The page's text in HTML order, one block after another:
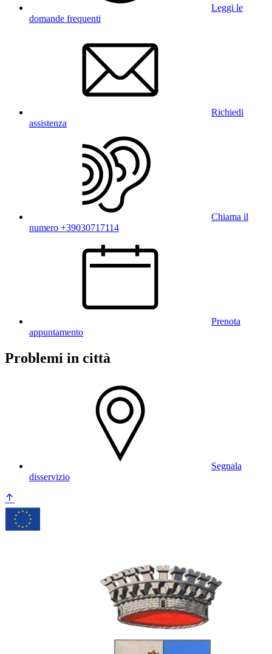
Leggi le
domande frequenti
Richiedi
assistenza
Chiama il
numero +39030717114
Prenota
appuntamento
Problemi in città
Segnala
disservizio